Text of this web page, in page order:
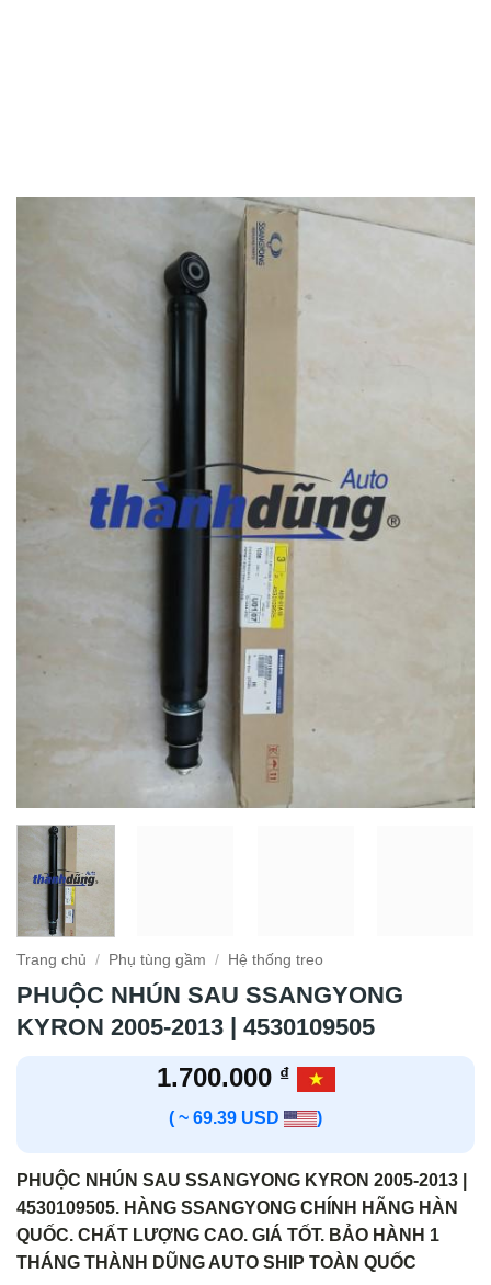
Trang chủ / Phụ tùng gầm / Hệ thống treo
PHUỘC NHÚN SAU SSANGYONG
KYRON 2005-2013 | 4530109505
1.700.000 ₫
( ~ 69.39 USD )
PHUỘC NHÚN SAU SSANGYONG KYRON 2005-2013 |
4530109505. HÀNG SSANGYONG CHÍNH HÃNG HÀN
QUỐC. CHẤT LƯỢNG CAO. GIÁ TỐT. BẢO HÀNH 1
THÁNG THÀNH DŨNG AUTO SHIP TOÀN QUỐC